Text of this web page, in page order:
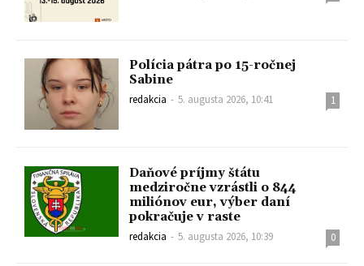
Polícia pátra po 15-ročnej
Sabine
redakcia - 5. augusta 2026, 10:41 1
Daňové príjmy štátu
medziročne vzrástli o 844
miliónov eur, výber daní
pokračuje v raste
redakcia - 5. augusta 2026, 10:39 0